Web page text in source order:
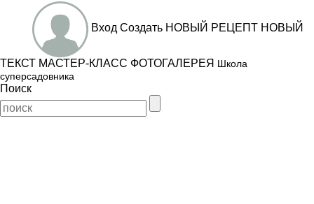
Вход Создать НОВЫЙ РЕЦЕПТ НОВЫЙ
ТЕКСТ МАСТЕР-КЛАСС ФОТОГАЛЕРЕЯ Школа
суперсадовника
Поиск